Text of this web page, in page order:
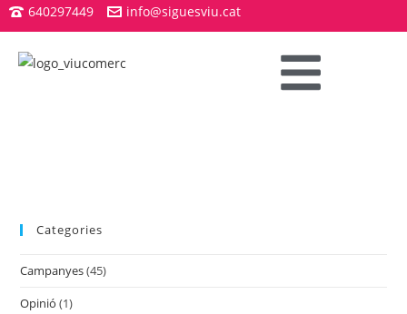
640297449 info@siguesviu.cat
Categories
Campanyes(45)
Opinió (1)